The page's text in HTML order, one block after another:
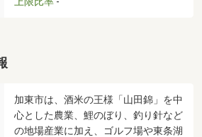
加東市は、酒米の王様「山田錦」を中
心とした農業、鯉のぼり、釣り針など
の地場産業に加え、ゴルフ場や東条湖